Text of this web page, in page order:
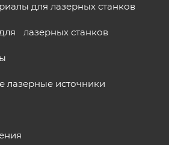
для лазерных станков
лазерных станков
лазерные источники